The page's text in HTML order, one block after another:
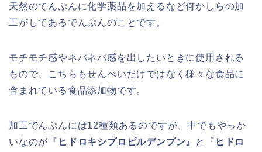
天然のでんぷんに化学薬品を加えるなど何かしらの加
工がしてあるでんぷんのことです。
モチモチ感やネバネバ感を出したいときに使用される
もので、こちらもせんべいだけではなく様々な食品に
含まれている食品添加物です。
加工でんぷんには12種類あるのですが、中でもやっか
いなのが『 ヒドロキシプロピルデンプン』 と『 ヒドロ